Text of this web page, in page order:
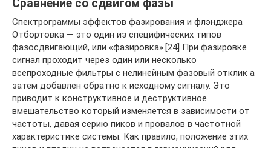
Сравнение со сдвигом фазы
Спектрограммы эффектов фазирования и флэнджера
Отбортовка — это один из специфических типов
фазосдвигающий, или «фазировка».[24] При фазировке
сигнал проходит через один или несколько
всепроходные фильтры с нелинейным фазовый отклик а
затем добавлен обратно к исходному сигналу. Это
приводит к конструктивное и деструктивное
вмешательство который изменяется в зависимости от
частоты, давая серию пиков и провалов в частотной
характеристике системы. Как правило, положение этих